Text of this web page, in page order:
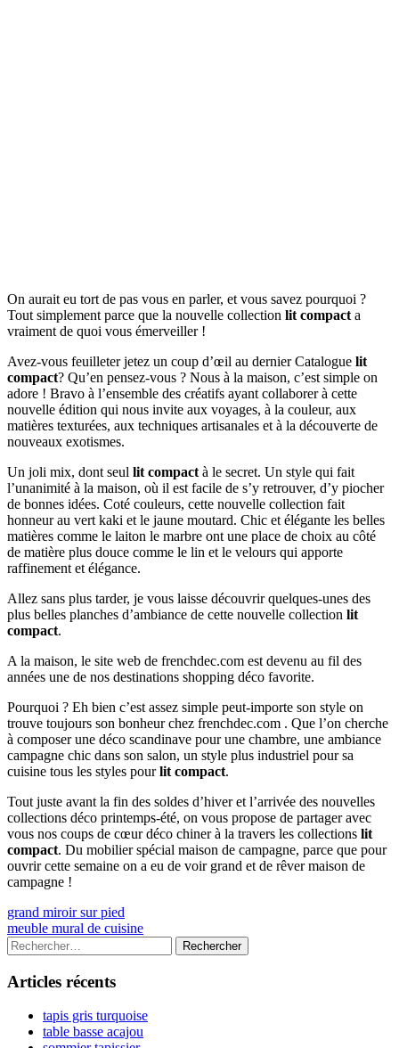
On aurait eu tort de pas vous en parler, et vous savez pourquoi ?
Tout simplement parce que la nouvelle collection lit compact a
vraiment de quoi vous émerveiller !
Avez-vous feuilleter jetez un coup d’œil au dernier Catalogue lit
compact? Qu’en pensez-vous ? Nous à la maison, c’est simple on
adore ! Bravo à l’ensemble des créatifs ayant collaborer à cette
nouvelle édition qui nous invite aux voyages, à la couleur, aux
matières texturées, aux techniques artisanales et à la découverte de
nouveaux exotismes.
Un joli mix, dont seul lit compact à le secret. Un style qui fait
l’unanimité à la maison, où il est facile de s’y retrouver, d’y piocher
de bonnes idées. Coté couleurs, cette nouvelle collection fait
honneur au vert kaki et le jaune moutard. Chic et élégante les belles
matières comme le laiton le marbre ont une place de choix au côté
de matière plus douce comme le lin et le velours qui apporte
raffinement et élégance.
Allez sans plus tarder, je vous laisse découvrir quelques-unes des
plus belles planches d’ambiance de cette nouvelle collection lit
compact.
A la maison, le site web de frenchdec.com est devenu au fil des
années une de nos destinations shopping déco favorite.
Pourquoi ? Eh bien c’est assez simple peut-importe son style on
trouve toujours son bonheur chez frenchdec.com . Que l’on cherche
à composer une déco scandinave pour une chambre, une ambiance
campagne chic dans son salon, un style plus industriel pour sa
cuisine tous les styles pourlit compact.
Tout juste avant la fin des soldes d’hiver et l’arrivée des nouvelles
collections déco printemps-été, on vous propose de partager avec
vous nos coups de cœur déco chiner à la travers les collections lit
compact. Du mobilier spécial maison de campagne, parce que pour
ouvrir cette semaine on a eu de voir grand et de rêver maison de
campagne !
Navigation
de
l’article
Previous
article:
grand miroir sur pied
Next
article:
meuble mural de cuisine
Colonne
latérale
principale
Rechercher :
Articles récents
tapis gris turquoise
table basse acajou